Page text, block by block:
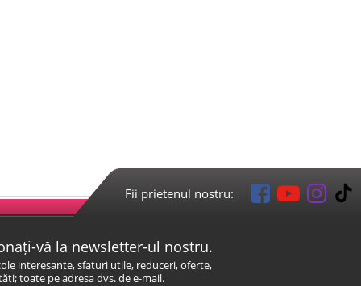
Fii prietenul nostru:
vă la newsletter-ul nostru.
interesante, sfaturi utile, reduceri, oferte,
toate pe adresa dvs. de e-mail.